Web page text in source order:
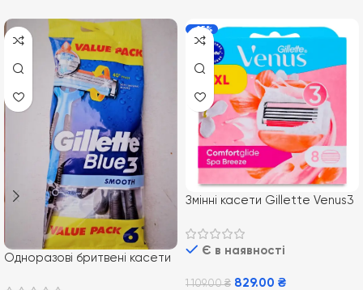
Одноразові бритвені касети
-25%
Змінні касети Gillette Venus3
шт.
Є в наявності
1 109.00₴ 829.00 ₴